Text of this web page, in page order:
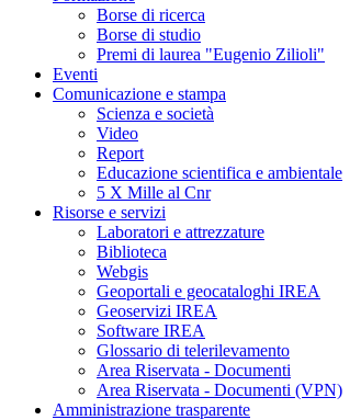
Borse di ricerca
Borse di studio
Premi di laurea "Eugenio Zilioli"
Eventi
Comunicazione e stampa
Scienza e società
Video
Report
Educazione scientifica e ambientale
5 X Mille al Cnr
Risorse e servizi
Laboratori e attrezzature
Biblioteca
Webgis
Geoportali e geocataloghi IREA
Geoservizi IREA
Software IREA
Glossario di telerilevamento
Area Riservata - Documenti
Area Riservata - Documenti (VPN)
Amministrazione trasparente